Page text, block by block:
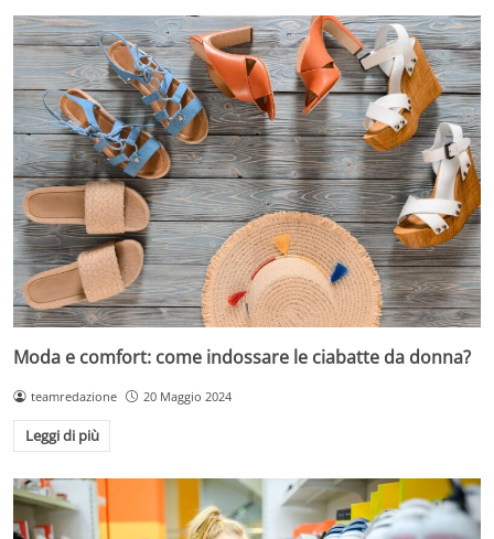
Moda e comfort: come indossare le ciabatte da donna?
teamredazione 20 Maggio 2024
Leggi di più